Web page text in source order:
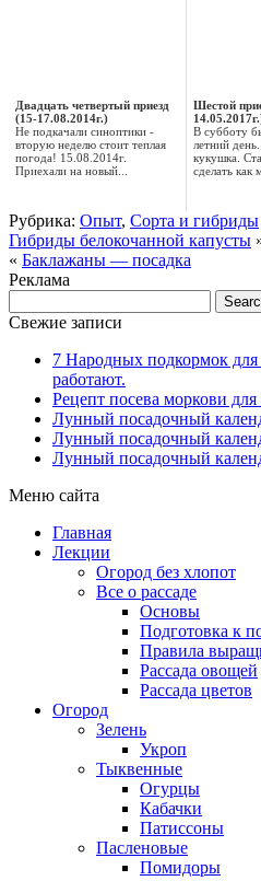
Двадцать четвертый приезд
(15-17.08.2014г.)
Не подкачали синоптики -
вторую неделю стоит теплая
погода! 15.08.2014г.
Приехали на новый...
Шестой
В субботу
летний
кукушка.
сделать как
Рубрика: Опыт, Сорта и гибриды
Гибриды белокочанной капусты
« Баклажаны — посадка
Реклама
Свежие записи
7 Народных подкормок для
работают.
Рецепт посева моркови
Лунный посадочный
Лунный посадочный
Лунный посадочный
Меню сайта
Главная
Лекции
Огород без хлопот
Все о рассаде
Основы
Подготовка к
Правила
Рассада овощей
Рассада цветов
Огород
Зелень
Укроп
Тыквенные
Огурцы
Кабачки
Патиссоны
Пасленовые
Помидоры